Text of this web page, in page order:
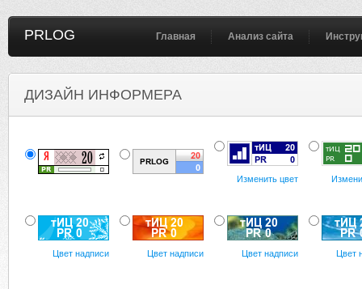
PRLOG Главная Анализ сайта
ДИЗАЙН ИНФОРМЕРА
Изменить цвет
Цвет надписи Цвет надписи Цвет надписи Цвет